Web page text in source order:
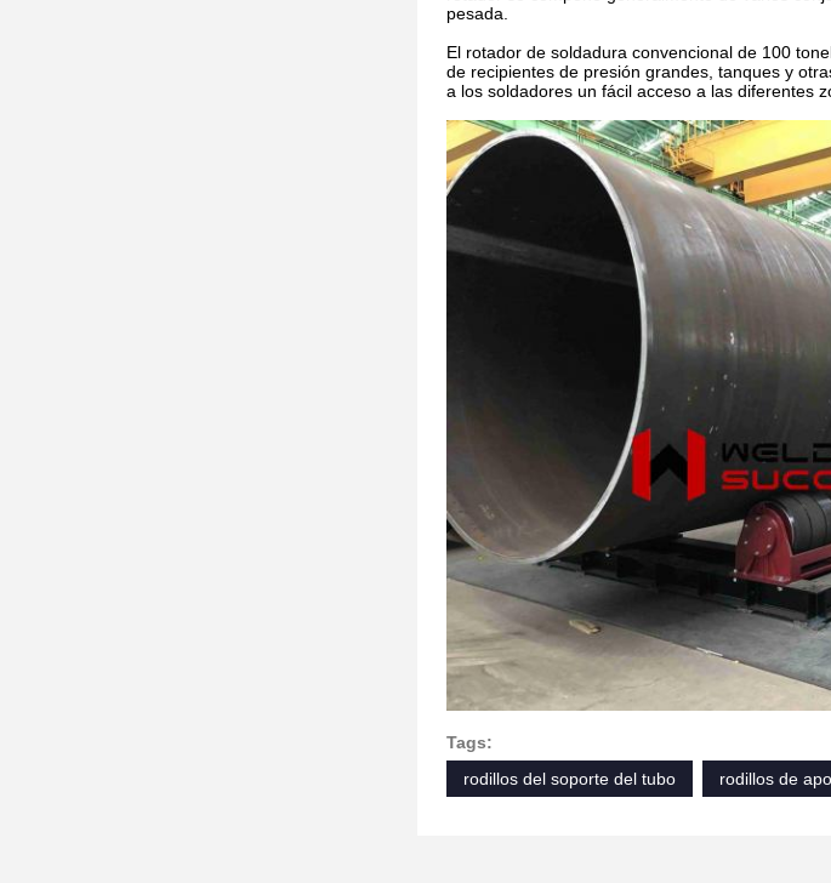
pesada.
El rotador de soldadura convencional de 100
de recipientes de presión grandes, tanques y
a los soldadores un fácil acceso a las diferentes
Tags:
rodillos del soporte del tubo
rodillos de